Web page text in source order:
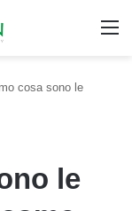
cosa sono le
le